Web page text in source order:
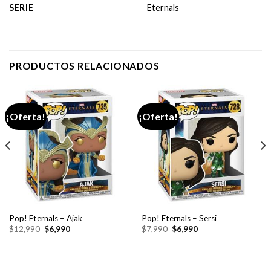
SERIE Eternals
PRODUCTOS RELACIONADOS
¡Oferta!
Pop! Eternals – Ajak
$12,990 El
precio
$6,990El
¡Oferta!
Pop! Eternals – Sersi
$7,990 El
precio
$6,990El